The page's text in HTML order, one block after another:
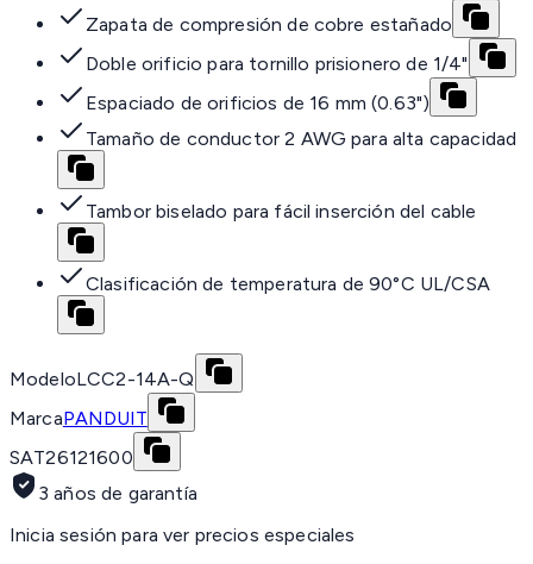
Zapata de compresión de cobre estañado
Doble orificio para tornillo prisionero de 1/4"
Espaciado de orificios de 16 mm (0.63")
Tamaño de conductor 2 AWG para alta capacidad
Tambor biselado para fácil inserción del cable
Clasificación de temperatura de 90°C UL/CSA
ModeloLCC2-14A-Q
MarcaPANDUIT
SAT26121600
3 años de garantía
Inicia sesión para ver precios especiales